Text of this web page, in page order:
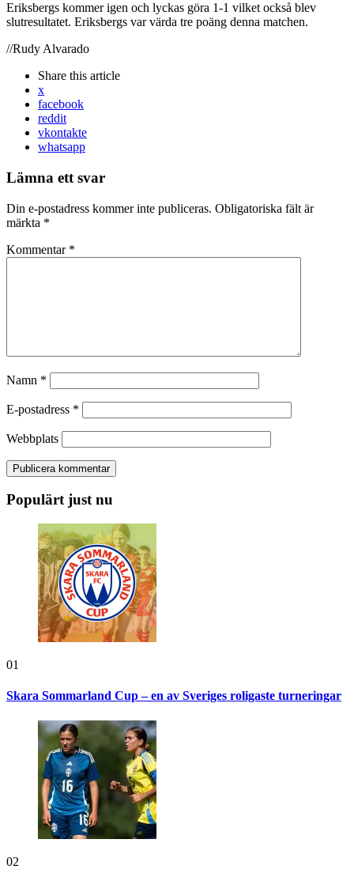
Eriksbergs kommer igen och lyckas göra 1-1 vilket också blev
slutresultatet. Eriksbergs var värda tre poäng denna matchen.
//Rudy Alvarado
Share this article
x
facebook
reddit
vkontakte
whatsapp
Lämna ett svar
Din e-postadress kommer inte publiceras. Obligatoriska fält är
märkta *
Kommentar *
Namn *
E-postadress *
Webbplats
Populärt just nu
01
Skara Sommarland Cup – en av Sveriges roligaste turneringar
02